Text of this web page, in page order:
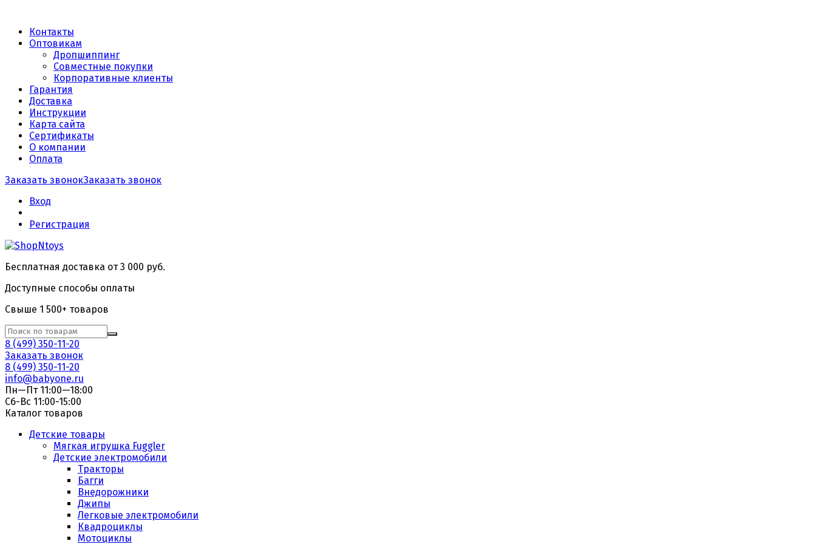
Контакты
Оптовикам
Дропшиппинг
Совместные покупки
Корпоративные клиенты
Гарантия
Доставка
Инструкции
Карта сайта
Сертификаты
О компании
Оплата
Заказать звонокЗаказать звонок
Вход
Регистрация
Бесплатная доставка от 3 000 руб.
Доступные способы оплаты
Свыше 1 500+ товаров
8 (499) 350-11-20
Заказать звонок
8 (499) 350-11-20
info@babyone.ru
Пн—Пт 11:00—18:00
Сб-Вс 11:00-15:00
Каталог товаров
Детские товары
Мягкая игрушка Fuggler
Детские электромобили
Тракторы
Багги
Внедорожники
Джипы
Легковые электромобили
Квадроциклы
Мотоциклы